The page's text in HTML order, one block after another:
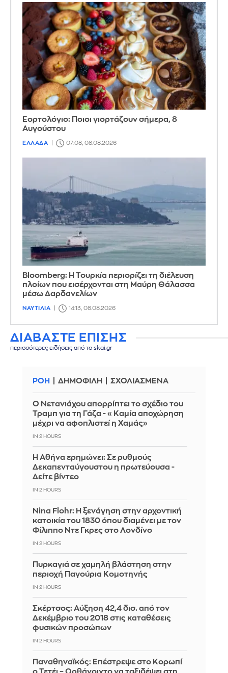
Εορτολόγιο: Ποιοι γιορτάζουν σήμερα, 8
Αυγούστου
ΕΛΛΑΔΑ 07:08, 08.08.2026
Bloomberg: Η Τουρκία περιορίζει τη διέλευση
πλοίων που εισέρχονται στη Μαύρη Θάλασσα
μέσω Δαρδανελίων
ΝΑΥΤΙΛΙΑ 14:13, 08.08.2026
ΔΙΑΒΑΣΤΕ ΕΠΙΣΗΣ
περισσότερες ειδήσεις από το skai.gr
ΡΟΗ ΔΗΜΟΦΙΛΗ ΣΧΟΛΙΑΣΜΕΝΑ
Ο Νετανιάχου απορρίπτει το σχέδιο του
Τραμπ για τη Γάζα - «Καμία αποχώρηση
μέχρι να αφοπλιστεί η Χαμάς»
IN 2 HOURS
Η Αθήνα ερημώνει: Σε ρυθμούς
Δεκαπενταύγουστου η πρωτεύουσα -
Δείτε βίντεο
IN 2 HOURS
Nina Flohr: Η ξενάγηση στην αρχοντική
κατοικία του 1830 όπου διαμένει με τον
Φίλιππο Ντε Γκρες στο Λονδίνο
IN 2 HOURS
Πυρκαγιά σε χαμηλή βλάστηση στην
περιοχή Παγούρια Κομοτηνής
IN 2 HOURS
Σκέρτσος: Αύξηση 42,4 δισ. από τον
Δεκέμβριο του 2018 στις καταθέσεις
φυσικών προσώπων
IN 2 HOURS
Παναθηναϊκός: Επέστρεψε στο Κορωπί